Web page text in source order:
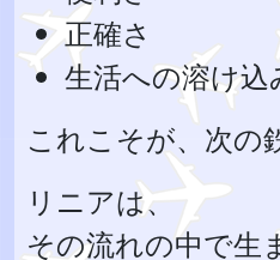
正確さ
生活への溶け込
これこそが、次の
リニアは、
その流れの中で生